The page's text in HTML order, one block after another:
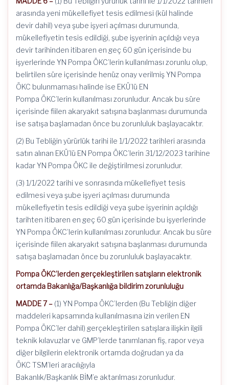
arasında yeni mükellefiyet tesis edilmesi (kül halinde
devir dahil) veya şube işyeri açılması durumunda,
mükellefiyetin tesis edildiği, şube işyerinin açıldığı veya
devir tarihinden itibaren en geç 60 gün içerisinde bu
işyerlerinde YN Pompa ÖKC’lerin kullanılması zorunlu olup,
belirtilen süre içerisinde henüz onay verilmiş YN Pompa
ÖKC bulunmaması halinde ise EKÜ’lü EN
Pompa ÖKC’lerin kullanılması zorunludur. Ancak bu süre
içerisinde fiilen akaryakıt satışına başlanması durumunda
ise satışa başlamadan önce bu zorunluluk başlayacaktır.
(2) Bu Tebliğin yürürlük tarihi ile 1/1/2022 tarihleri arasında
satın alınan EKÜ’lü EN Pompa ÖKC’lerin 31/12/2023 tarihine
kadar YN Pompa ÖKC ile değiştirilmesi zorunludur.
(3) 1/1/2022 tarihi ve sonrasında mükellefiyet tesis
edilmesi veya şube işyeri açılması durumunda
mükellefiyetin tesis edildiği veya şube işyerinin açıldığı
tarihten itibaren en geç 60 gün içerisinde bu işyerlerinde
YN Pompa ÖKC’lerin kullanılması zorunludur. Ancak bu süre
içerisinde fiilen akaryakıt satışına başlanması durumunda
satışa başlamadan önce bu zorunluluk başlayacaktır.
Pompa ÖKC’lerden gerçekleştirilen satışların elektronik
ortamda Bakanlığa/Başkanlığa bildirim zorunluluğu
MADDE 7 – (1) YN Pompa ÖKC’lerden (Bu Tebliğin diğer
maddeleri kapsamında kullanılmasına izin verilen EN
Pompa ÖKC’ler dahil) gerçekleştirilen satışlara ilişkin ilgili
teknik kılavuzlar ve GMP’lerde tanımlanan fiş, rapor veya
diğer bilgilerin elektronik ortamda doğrudan ya da
ÖKC TSM’leri aracılığıyla
Bakanlık/Başkanlık BİM’e aktarılması zorunludur.